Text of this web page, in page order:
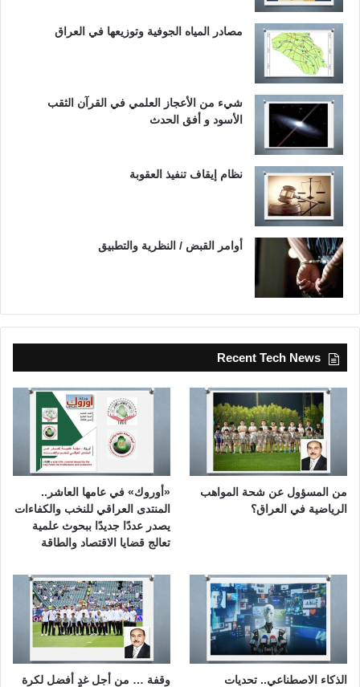
مصادر المياه الجوفية وتوزيعها في العراق
شيء من الأعجاز العلمي في القرآن الثقب
الأسود و أفق الحدث
نظام إيقاف تنفيذ العقوبة
أوامر القبض / النظرية والتطبيق
Recent Tech News
من المسؤول عن شحة المواهب
الرياضية في العراق؟
«أوروك» في عامها العاشر..
المنتدى العراقي للنخب والكفاءات
يصدر عددًا جديدًا ببحوث علمية
تعالج قضايا الاقتصاد والطاقة
الذكاء الاصطناعي.. تحديات
وقفة … من أجل غدٍ أفضل لكرة